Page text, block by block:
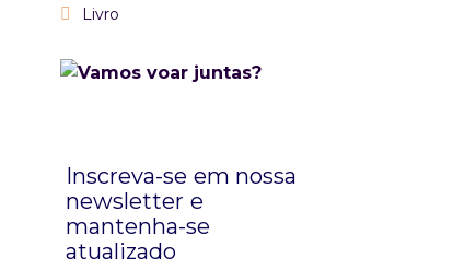
Livro
Inscreva-se em nossa
newsletter e
mantenha-se
atualizado